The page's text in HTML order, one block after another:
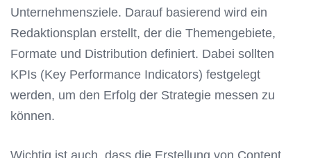
Unternehmensziele. Darauf basierend wird ein
Redaktionsplan erstellt, der die Themengebiete,
Formate und Distribution definiert. Dabei sollten
KPIs (Key Performance Indicators) festgelegt
werden, um den Erfolg der Strategie messen zu
können.